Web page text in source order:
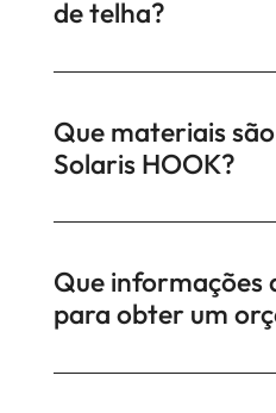
de telha?
Que materiais
Solaris HOOK?
Que informações
para obter um